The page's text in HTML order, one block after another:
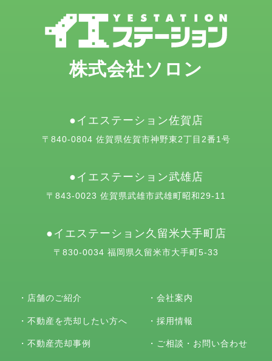
株式会社ソロン
イエステーション佐賀店
〒840-0804 佐賀県佐賀市神野東2丁目2番1号
イエステーション武雄店
〒843-0023 佐賀県武雄市武雄町昭和29-11
イエステーション久留米大手町店
〒830-0034 福岡県久留米市大手町5-33
・ 店舗のご紹介
・不動産を売却したい方へ
・不動産売却事例
・会社案内
・採用情報
・ ご相談・お問い合わせ